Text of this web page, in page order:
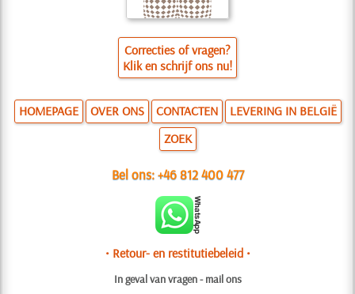
Correcties of vragen?
Klik en schrijf ons nu!
HOMEPAGE OVER ONS CONTACTEN
LEVERING IN BELGIË
ZOEK
Bel ons:+46 812 400 477
• Retour- en restitutiebeleid •
In geval van vragen - mail ons